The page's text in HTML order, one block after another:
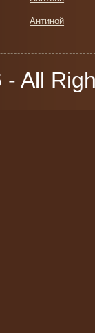
Антиной
All